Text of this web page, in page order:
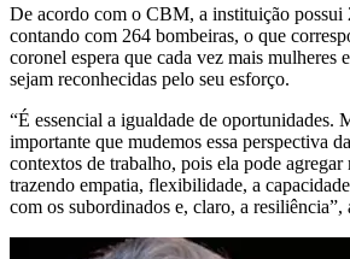
De acordo com o CBM, a instituição possui
contando com 264 bombeiras, o que
coronel espera que cada vez mais mulheres
sejam reconhecidas pelo seu esforço.
“É essencial a igualdade de oportunidades.
importante que mudemos essa perspectiva
contextos de trabalho, pois ela pode
trazendo empatia, flexibilidade, a
com os subordinados e, claro, a resiliência”,